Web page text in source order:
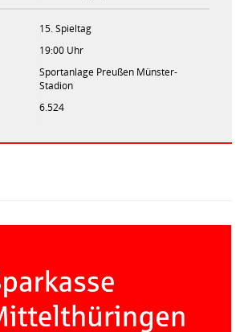
15. Spieltag
19:00 Uhr
Sportanlage Preußen Münster-
Stadion
6.524